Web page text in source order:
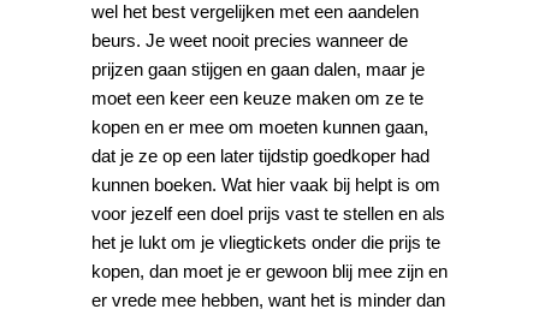
wel het best vergelijken met een aandelen
beurs. Je weet nooit precies wanneer de
prijzen gaan stijgen en gaan dalen, maar je
moet een keer een keuze maken om ze te
kopen en er mee om moeten kunnen gaan,
dat je ze op een later tijdstip goedkoper had
kunnen boeken. Wat hier vaak bij helpt is om
voor jezelf een doel prijs vast te stellen en als
het je lukt om je vliegtickets onder die prijs te
kopen, dan moet je er gewoon blij mee zijn en
er vrede mee hebben, want het is minder dan